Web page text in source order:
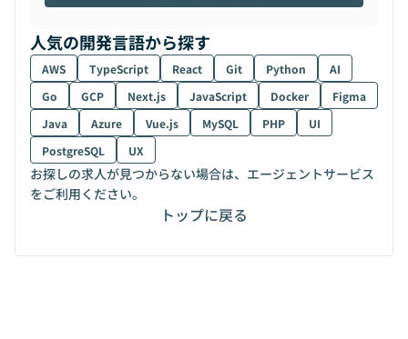
人気の開発言語から探す
AWS TypeScript React Git Python
AI
Go
GCP Next.js JavaScript Docker
Figma
Java
Azure Vue.js MySQL PHP
UI
PostgreSQL
UX
お探しの求人が見つからない場合は、エージェントサービス
をご利用ください。
トップに戻る